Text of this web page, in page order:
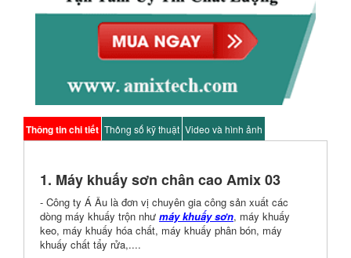
Thông tin chi tiết Thông số kỹ thuật Video và hình ảnh
1. Máy khuấy sơn chân cao Amix 03
- Công ty Á Âu là đơn vị chuyên gia công sản xuất các
dòng máy khuấy trộn như máy khuấy sơn, máy khuấy
keo, máy khuấy hóa chất, máy khuấy phân bón, máy
khuấy chất tẩy rửa,....